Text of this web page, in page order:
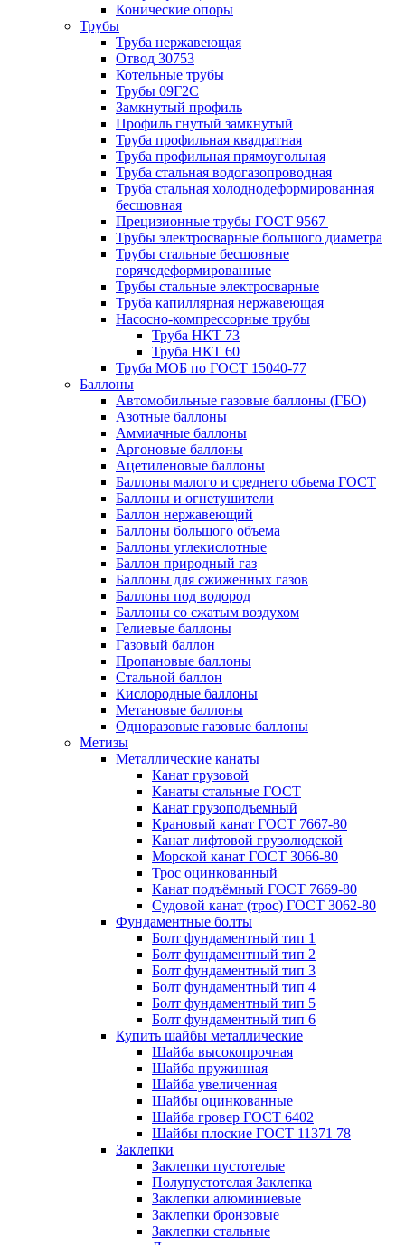
Конические опоры
Трубы
Труба нержавеющая
Отвод 30753
Котельные трубы
Трубы 09Г2С
Замкнутый профиль
Профиль гнутый замкнутый
Труба профильная квадратная
Труба профильная прямоугольная
Труба стальная водогазопроводная
Труба стальная холоднодеформированная
бесшовная
Прецизионные трубы ГОСТ 9567
Трубы электросварные большого диаметра
Трубы стальные бесшовные
горячедеформированные
Трубы стальные электросварные
Труба капиллярная нержавеющая
Насосно-компрессорные трубы
Труба НКТ 73
Труба НКТ 60
Труба МОБ по ГОСТ 15040-77
Баллоны
Автомобильные газовые баллоны (ГБО)
Азотные баллоны
Аммиачные баллоны
Аргоновые баллоны
Ацетиленовые баллоны
Баллоны малого и среднего объема ГОСТ
Баллоны и огнетушители
Баллон нержавеющий
Баллоны большого объема
Баллоны углекислотные
Баллон природный газ
Баллоны для сжиженных газов
Баллоны под водород
Баллоны со сжатым воздухом
Гелиевые баллоны
Газовый баллон
Пропановые баллоны
Стальной баллон
Кислородные баллоны
Метановые баллоны
Одноразовые газовые баллоны
Метизы
Металлические канаты
Канат грузовой
Канаты стальные ГОСТ
Канат грузоподъемный
Крановый канат ГОСТ 7667-80
Канат лифтовой грузолюдской
Морской канат ГОСТ 3066-80
Трос оцинкованный
Канат подъёмный ГОСТ 7669-80
Судовой канат (трос) ГОСТ 3062-80
Фундаментные болты
Болт фундаментный тип 1
Болт фундаментный тип 2
Болт фундаментный тип 3
Болт фундаментный тип 4
Болт фундаментный тип 5
Болт фундаментный тип 6
Купить шайбы металлические
Шайба высокопрочная
Шайба пружинная
Шайба увеличенная
Шайбы оцинкованные
Шайба гровер ГОСТ 6402
Шайбы плоские ГОСТ 11371 78
Заклепки
Заклепки пустотелые
Полупустотелая Заклепка
Заклепки алюминиевые
Заклепки бронзовые
Заклепки стальные